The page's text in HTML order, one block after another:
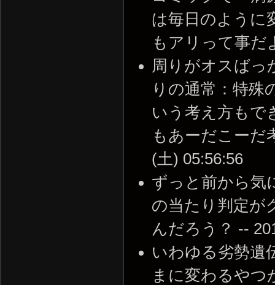
は毎日のように
もアリって事だ
周りがオスばっ
りの通常：特殊
いう考え方も
もあーだこーだ
(土) 05:56:56
ずっと前から気
の当たり判定が
んだろう？ --
いわゆる劣勢遺
まに変わるやつ